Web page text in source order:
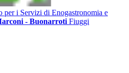
per i Servizi di Enogastronomia e
- Buonarroti Fiuggi